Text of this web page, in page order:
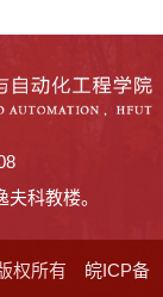
科教楼。
权所有 皖ICP备